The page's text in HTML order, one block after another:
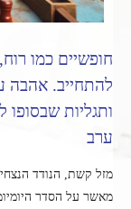
חופשיים כמו
להתחייב. אהבה
ותגליות שבסופו
ערב
מזל קשת, הנודד
מאשר על הסדר